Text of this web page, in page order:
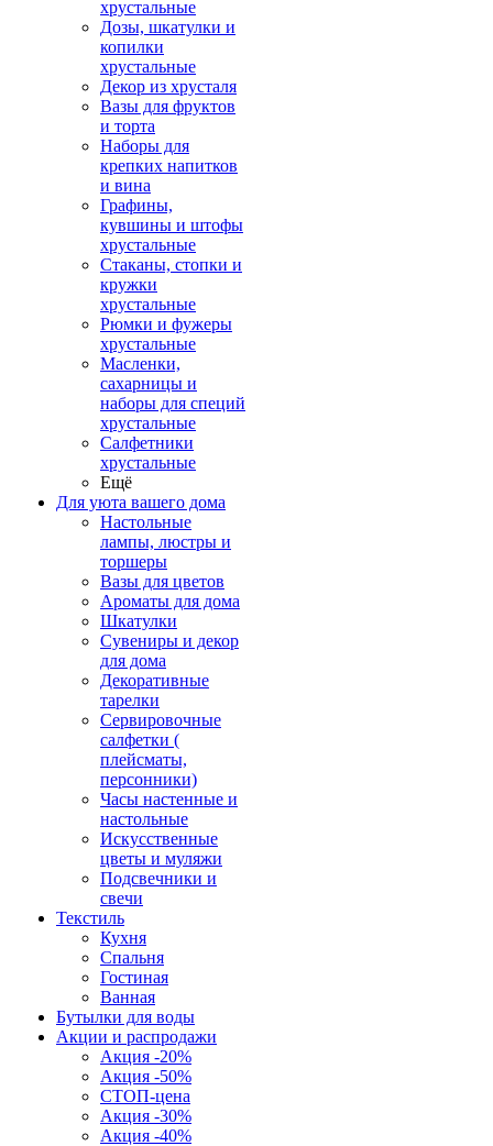
хрустальные
Дозы, шкатулки и
копилки
хрустальные
Декор из хрусталя
Вазы для фруктов
и торта
Наборы для
крепких напитков
и вина
Графины,
кувшины и штофы
хрустальные
Стаканы, стопки и
кружки
хрустальные
Рюмки и фужеры
хрустальные
Масленки,
сахарницы и
наборы для специй
хрустальные
Салфетники
хрустальные
Ещё
Для уюта вашего дома
Настольные
лампы, люстры и
торшеры
Вазы для цветов
Ароматы для дома
Шкатулки
Сувениры и декор
для дома
Декоративные
тарелки
Сервировочные
салфетки (
плейсматы,
персонники)
Часы настенные и
настольные
Искусственные
цветы и муляжи
Подсвечники и
свечи
Текстиль
Кухня
Спальня
Гостиная
Ванная
Бутылки для воды
Акции и распродажи
Акция -20%
Акция -50%
СТОП-цена
Акция -30%
Акция -40%